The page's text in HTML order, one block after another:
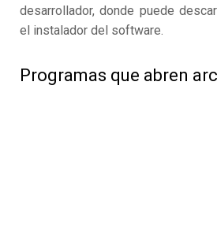
desarrollador, donde puede
el instalador del software.
Programas que abren